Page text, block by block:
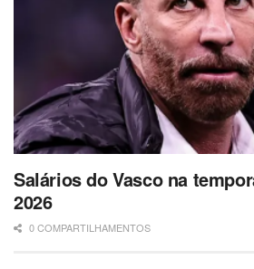
Salários do Vasco na
2026
0 COMPARTILHAMENTOS